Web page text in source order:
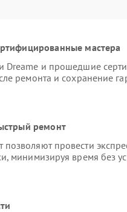
мастера
Dreame и прошедшие
ремонта и сохранение
ремонт
провести
минимизируя время без